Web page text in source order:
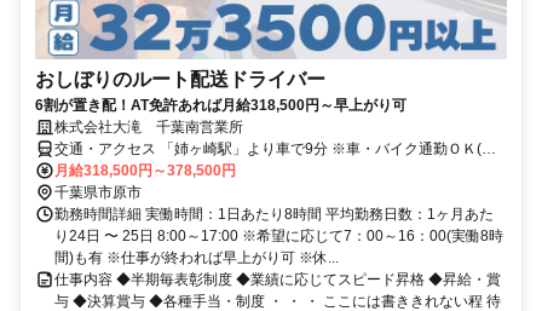
おしぼりのルート配送ドライバー
6割が置き配！AT免許あれば月給318,500円～早上がり可
株式会社大滝 千葉南営業所
交通・アクセス 「姉ヶ崎駅」より車で9分 ※車・バイク通勤ＯＫ(無
料駐車場完備)
月給318,500円～378,500円
千葉県市原市
勤務時間詳細 実働時間：1日あたり8時間 平均勤務日数：1ヶ月あた
り24日 〜 25日 8:00～17:00 ※希望に応じて7：00～16：00(実働8時
間)も有 ※仕事が終われば早上がり可 ※休...
仕事内容 ◆半期毎表彰制度 ◆業績に応じてスピード昇格 ◆昇給・賞
与 ◆決算賞与 ◆各種手当・制度 ・ ・ ・ ここには書ききれない程 待